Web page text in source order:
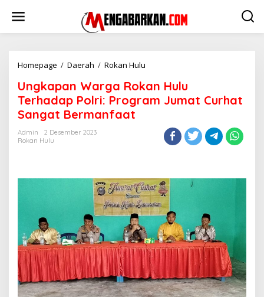
Homepage / Daerah / Rokan Hulu
Rokan
Hulu
Terhadap
Program
Jumat
Ungkapan Warga Rokan Hulu
Terhadap Polri: Program Jumat Curhat
Sangat Bermanfaat
Admin
2 Desember 2023
Rokan Hulu